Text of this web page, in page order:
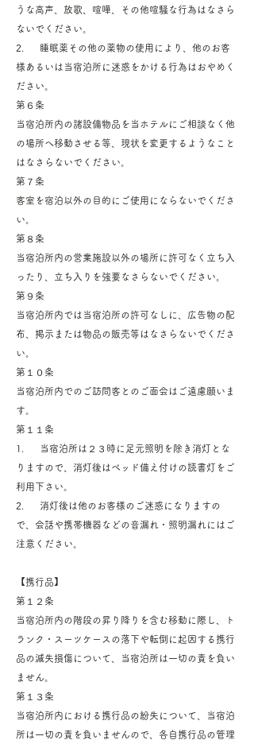
うな高声、放歌、喧嘩、その他喧騒な行為はなさら
ないでください。
2. 睡眠薬その他の薬物の使用により、他のお客
様あるいは当宿泊所に迷惑をかける行為はおやめく
ださい。
第６条
当宿泊所内の諸設備物品を当ホテルにご相談なく他
の場所へ移動させる等、現状を変更するようなこと
はなさらないでください。
第７条
客室を宿泊以外の目的にご使用にならないでくださ
い。
第８条
当宿泊所内の営業施設以外の場所に許可なく立ち入
ったり、立ち入りを強要なさらないでください。
第９条
当宿泊所内では当宿泊所の許可なしに、広告物の配
布、掲示または物品の販売等はなさらないでくださ
い。
第１０条
当宿泊所内でのご訪問客とのご面会はご遠慮願いま
す。
第１１条
1. 当宿泊所は２３時に足元照明を除き消灯とな
りますので、消灯後はベッド備え付けの読書灯をご
利用下さい。
2. 消灯後は他のお客様のご迷惑になりますの
で、会話や携帯機器などの音漏れ・照明漏れにはご
注意ください。
【携行品】
第１２条
当宿泊所内の階段の昇り降りを含む移動に際し、ト
ランク・スーツケースの落下や転倒に起因する携行
品の滅失損傷について、当宿泊所は一切の責を負い
ません。
第１３条
当宿泊所内における携行品の紛失について、当宿泊
所は一切の責を負いませんので、各自携行品の管理